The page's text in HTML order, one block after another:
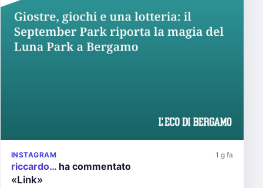
INSTAGRAM 1 g fa
riccardo… ha commentato
«Link»